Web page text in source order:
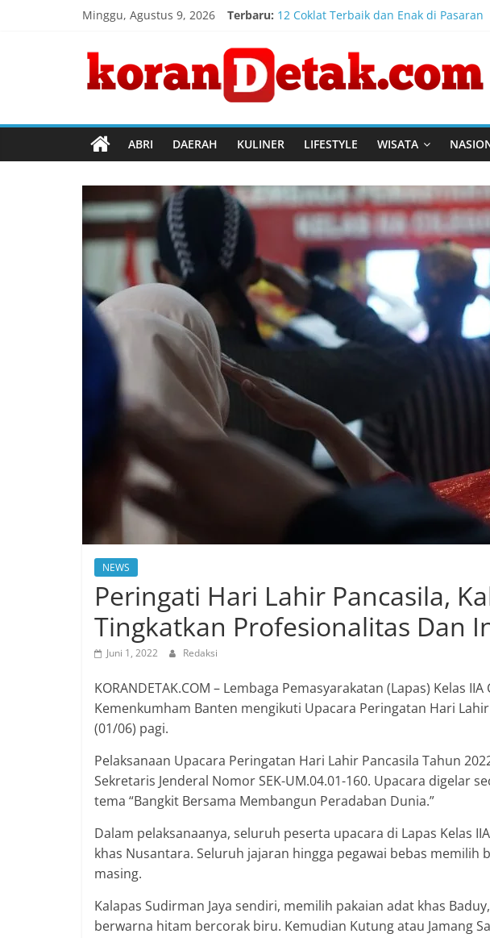
Minggu, Agustus 9, 2026 Terbaru: 12 Coklat Terbaik dan Enak di Pasaran
Timnas Indonesia Diharapkan Bangkit
Penanganan Kebakaran Gedung Dinas
Kebakaran Gedung Dinas Teknis
Koran
Detak
Menembus
Batas
Waktu
ABRI DAERAH KULINER LIFESTYLE WISATA
NEWS
Peringati Hari Lahir Pancasila,
Tingkatkan Profesionalitas Dan
Juni 1, 2022 Redaksi
KORANDETAK.COM – Lembaga Pemasyarakatan (Lapas) Kelas
Kemenkumham Banten mengikuti Upacara Peringatan Hari
(01/06) pagi.
Pelaksanaan Upacara Peringatan Hari Lahir Pancasila Tahun
Sekretaris Jenderal Nomor SEK-UM.04.01-160. Upacara digelar
tema “Bangkit Bersama Membangun Peradaban Dunia.”
Dalam pelaksanaanya, seluruh peserta upacara di Lapas Kelas
khas Nusantara. Seluruh jajaran hingga pegawai bebas memilih
masing.
Kalapas Sudirman Jaya sendiri, memilih pakaian adat khas
berwarna hitam bercorak biru. Kemudian Kutung atau Jamang